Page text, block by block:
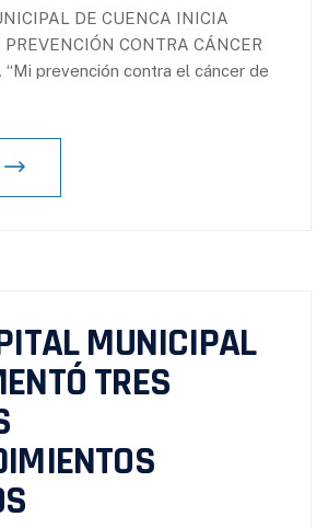
DE CUENCA INICIA
CONTRA CÁNCER
“Mi prevención contra el cáncer de
MUNICIPAL
TRES